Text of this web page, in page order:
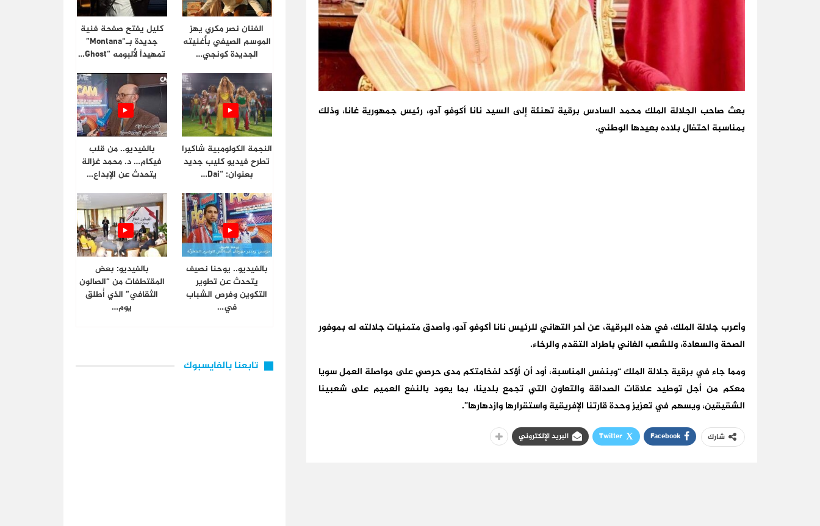
بعث صاحب الجلالة الملك محمد السادس برقية تهنئة إلى السيد نانا أكوفو آدو، رئيس جمهورية غانا، وذلك
بمناسبة احتفال بلاده بعيدها الوطني.
وأعرب جلالة الملك، في هذه البرقية، عن أحر التهاني للرئيس نانا أكوفو آدو، وأصدق متمنيات جلالته له بموفور
الصحة والسعادة، وللشعب الغاني باطراد التقدم والرخاء.
ومما جاء في برقية جلالة الملك “وبنفس المناسبة، أود أن أؤكد لفخامتكم مدى حرصي على مواصلة العمل سويا
معكم من أجل توطيد علاقات الصداقة والتعاون التي تجمع بلدينا، بما يعود بالنفع العميم على شعبينا
الشقيقين، ويسهم في تعزيز وحدة قارتنا الإفريقية واستقرارها وازدهارها”.
شارك Facebook
Twitter البريد الإلكتروني
الفنان نصر مكري يهز
الموسم الصيفي بأغنيته
الجديدة كونجي…
كليل يفتح صفحة فنية
جديدة بـ“Montana”
تمهيداً لألبومه “Ghost…
النجمة الكولومبية شاكيرا
تطرح فيديو كليب جديد
بعنوان: “Dai…
بالفيديو.. من قلب
فيكام… د. محمد غزالة
يتحدث عن الإبداع…
بالفيديو.. يوحنا نصيف
يتحدث عن تطوير
التكوين وفرص الشباب
في…
بالفيديو: بعض
المقتطفات من “الصالون
الثقافي” الذي أُطلق
يوم…
تابعنا بالفايسبوك